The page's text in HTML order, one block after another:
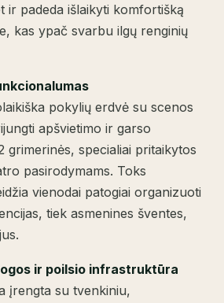
ir padeda išlaikyti komfortišką
kas ypač svarbu ilgų renginių
pokylių erdvė su scenos
apšvietimo ir garso
grimerinės, specialiai pritaikytos
pasirodymams. Toks
vienodai patogiai organizuoti
tiek asmenines šventes,
ir poilsio infrastruktūra
įrengta su tvenkiniu,